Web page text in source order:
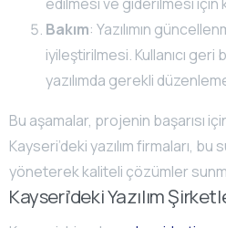
Bakım: Yazılımın
iyileştirilmesi. Kullanıcı
yazılımda gerekli
Bu aşamalar, projenin başarısı
Kayseri’deki yazılım firmaları,
yöneterek kaliteli çözümler
Kayseri’deki Yazılım